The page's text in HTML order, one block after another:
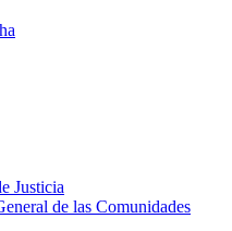
Justicia
de las Comunidades